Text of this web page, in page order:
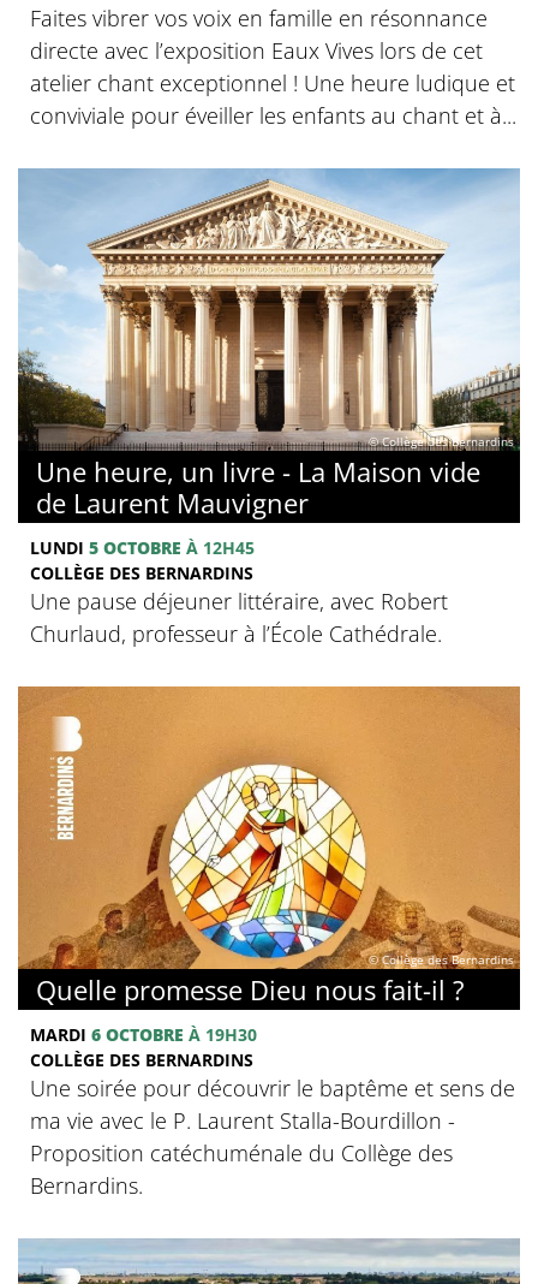
Faites vibrer vos voix en famille en résonnance
directe avec l’exposition Eaux Vives lors de cet
atelier chant exceptionnel ! Une heure ludique et
conviviale pour éveiller les enfants au chant et à...
© Collège des Bernardins
Une heure, un livre - La Maison vide
de Laurent Mauvigner
LUNDI 5 OCTOBRE À 12H45
COLLÈGE DES BERNARDINS
Une pause déjeuner littéraire, avec Robert
Churlaud, professeur à l’École Cathédrale.
© Collège des Bernardins
Quelle promesse Dieu nous fait-il ?
MARDI 6 OCTOBRE À 19H30
COLLÈGE DES BERNARDINS
Une soirée pour découvrir le baptême et sens de
ma vie avec le P. Laurent Stalla-Bourdillon -
Proposition catéchuménale du Collège des
Bernardins.